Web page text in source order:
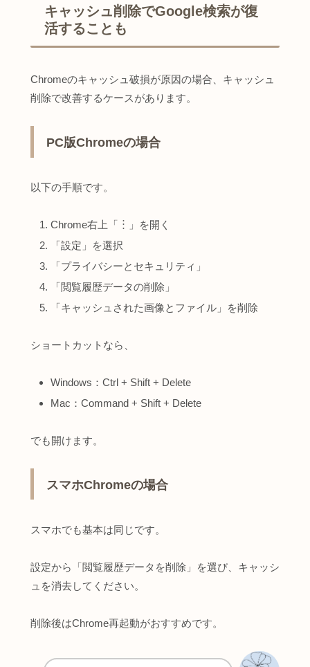
キャッシュ削除でGoogle検索が復
活することも
Chromeのキャッシュ破損が原因の場合、キャッシュ
削除で改善するケースがあります。
PC版Chromeの場合
以下の手順です。
Chrome右上「︙」を開く
「設定」を選択
「プライバシーとセキュリティ」
「閲覧履歴データの削除」
「キャッシュされた画像とファイル」を削除
ショートカットなら、
Windows：Ctrl + Shift + Delete
Mac：Command + Shift + Delete
でも開けます。
スマホChromeの場合
スマホでも基本は同じです。
設定から「閲覧履歴データを削除」を選び、キャッシ
ュを消去してください。
削除後はChrome再起動がおすすめです。